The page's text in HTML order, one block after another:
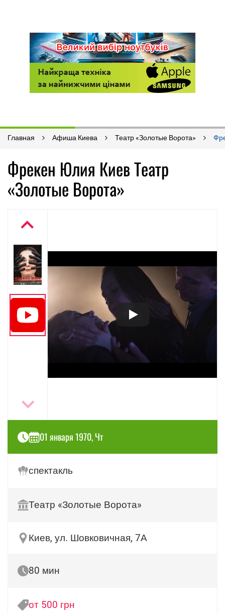
Главная Афиша Киева Театр «Золотые Ворота»
Фрекен Юлия Киев Театр
«Золотые Ворота»
01 января 1970, Чт
спектакль
Театр «Золотые Ворота»
Киев, ул. Шовковичная, 7А
80 мин
от 500 грн